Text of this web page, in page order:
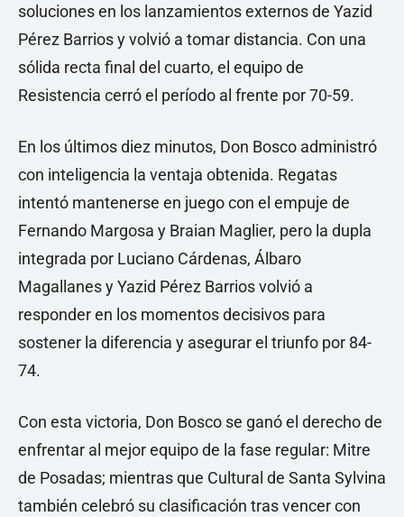
soluciones en los lanzamientos externos de Yazid
Pérez Barrios y volvió a tomar distancia. Con una
sólida recta final del cuarto, el equipo de
Resistencia cerró el período al frente por 70-59.
En los últimos diez minutos, Don Bosco administró
con inteligencia la ventaja obtenida. Regatas
intentó mantenerse en juego con el empuje de
Fernando Margosa y Braian Maglier, pero la dupla
integrada por Luciano Cárdenas, Álbaro
Magallanes y Yazid Pérez Barrios volvió a
responder en los momentos decisivos para
sostener la diferencia y asegurar el triunfo por 84-
74.
Con esta victoria, Don Bosco se ganó el derecho de
enfrentar al mejor equipo de la fase regular: Mitre
de Posadas; mientras que Cultural de Santa Sylvina
también celebró su clasificación tras vencer con